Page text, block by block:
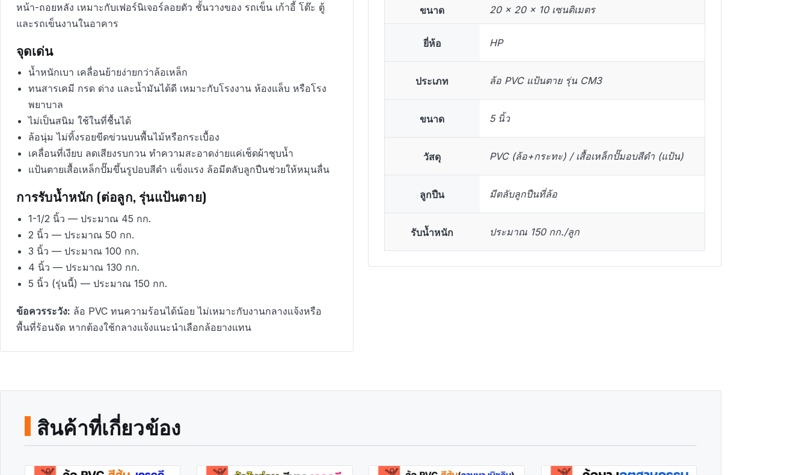
หน้า-ถอยหลัง เหมาะกับเฟอร์นิเจอร์ลอยตัว ชั้นวางของ รถเข็น เก้าอี้ โต๊ะ ตู้
และรถเข็นงานในอาคาร
จุดเด่น
น้ำหนักเบา เคลื่อนย้ายง่ายกว่าล้อเหล็ก
ทนสารเคมี กรด ด่าง และน้ำมันได้ดี เหมาะกับโรงงาน ห้องแล็บ หรือโรง
พยาบาล
ไม่เป็นสนิม ใช้ในที่ชื้นได้
ล้อนุ่ม ไม่ทิ้งรอยขีดข่วนบนพื้นไม้หรือกระเบื้อง
เคลื่อนที่เงียบ ลดเสียงรบกวน ทำความสะอาดง่ายแค่เช็ดผ้าชุบน้ำ
แป้นตายเสื้อเหล็กปั๊มขึ้นรูปอบสีดำ แข็งแรง ล้อมีตลับลูกปืนช่วยให้หมุนลื่น
การรับน้ำหนัก (ต่อลูก, รุ่นแป้นตาย)
1-1/2 นิ้ว — ประมาณ 45 กก.
2 นิ้ว — ประมาณ 50 กก.
3 นิ้ว — ประมาณ 100 กก.
4 นิ้ว — ประมาณ 130 กก.
5 นิ้ว (รุ่นนี้) — ประมาณ 150 กก.
ข้อควรระวัง: ล้อ PVC ทนความร้อนได้น้อย ไม่เหมาะกับงานกลางแจ้งหรือ
พื้นที่ร้อนจัด หากต้องใช้กลางแจ้งแนะนำเลือกล้อยางแทน
ขนาด 20 × 20 × 10 เซนติเมตร
ยี่ห้อ HP
ประเภท ล้อ PVC แป้นตาย รุ่น CM3
ขนาด 5 นิ้ว
วัสดุ PVC (ล้อ+กระทะ) / เสื้อเหล็กปั๊มอบสีดำ (แป้น)
ลูกปืน มีตลับลูกปืนที่ล้อ
รับน้ำหนัก ประมาณ 150 กก./ลูก
สินค้าที่เกี่ยวข้อง